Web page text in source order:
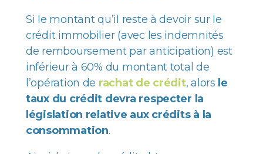
Si le montant qu’il reste à devoir sur le
crédit immobilier (avec les indemnités
de remboursement par anticipation) est
inférieur à 60% du montant total de
l’opération de rachat de crédit, alors le
taux du crédit devra respecter la
législation relative aux crédits à la
consommation.